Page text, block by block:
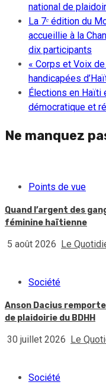
national de
La 7ᵉ édition du
accueillie à la
dix participants
« Corps et Voix
handicapées
Élections en Haïti
démocratique et
Ne manquez
Points de vue
Quand l’argent des
féminine haïtienne
5 août 2026 Le
Société
Anson Dacius
de plaidoirie du BDHH
30 juillet 2026 Le
Société